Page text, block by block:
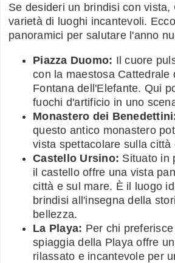
Se desideri un brindisi con vista,
varietà di luoghi incantevoli.
panoramici per salutare l'anno
Piazza Duomo: Il cuore
con la maestosa Cattedrale
Fontana dell'Elefante. Qui
fuochi d'artificio in uno
Monastero dei
questo antico monastero
vista spettacolare sulla città
Castello Ursino: Situato in
il castello offre una vista
città e sul mare. È il luogo
brindisi all'insegna della
bellezza.
La Playa: Per chi
spiaggia della Playa offre
rilassato e incantevole per